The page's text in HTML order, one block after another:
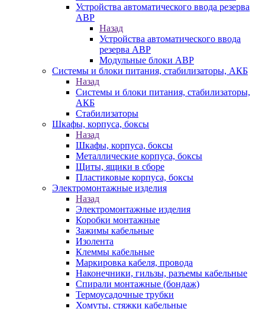
Устройства автоматического ввода резерва
АВР
Назад
Устройства автоматического ввода
резерва АВР
Модульные блоки АВР
Системы и блоки питания, стабилизаторы, АКБ
Назад
Системы и блоки питания, стабилизаторы,
АКБ
Стабилизаторы
Шкафы, корпуса, боксы
Назад
Шкафы, корпуса, боксы
Металлические корпуса, боксы
Щиты, ящики в сборе
Пластиковые корпуса, боксы
Электромонтажные изделия
Назад
Электромонтажные изделия
Коробки монтажные
Зажимы кабельные
Изолента
Клеммы кабельные
Маркировка кабеля, провода
Наконечники, гильзы, разъемы кабельные
Спирали монтажные (бондаж)
Термоусадочные трубки
Хомуты, стяжки кабельные